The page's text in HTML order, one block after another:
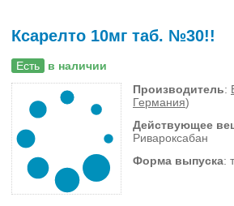
Ксарелто 10мг таб. №30!!
Есть в наличии
Производитель:
Германия)
Действующее
Ривароксабан
Форма выпуска: